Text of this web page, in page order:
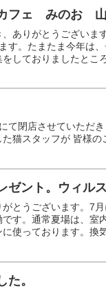
フェ みのお
ありがとうございま
す。たまたま今年は
しておりましたとこ
て閉店させていただ
猫スタッフが 皆様の
ゼント。ウィル
とうございます。7
す。通常夏場は、室
使っております。換
た。